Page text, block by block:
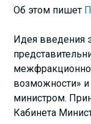
Об этом пишет
Идея введения
возможности»
министром.
Кабинета